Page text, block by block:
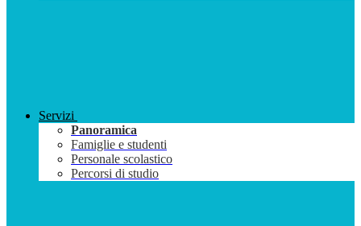
Servizi
Panoramica
Famiglie e studenti
Personale scolastico
Percorsi di studio